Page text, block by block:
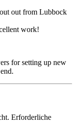
out from Lubbock
work!
for setting up new
Erforderliche